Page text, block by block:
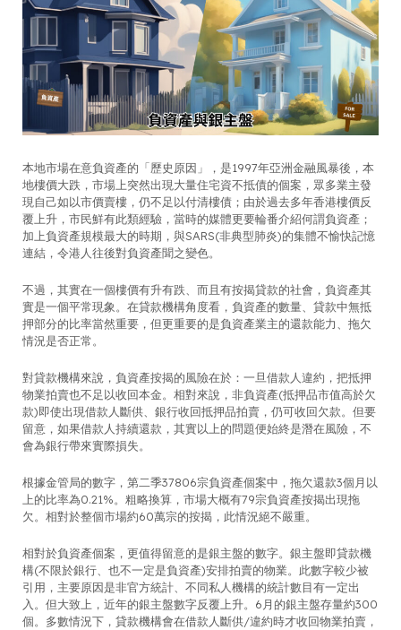
本地市場在意負資產的「歷史原因」，是1997年亞洲金融風暴後，本
地樓價大跌，市場上突然出現大量住宅資不抵債的個案，眾多業主發
現自己如以市價賣樓，仍不足以付清樓債；由於過去多年香港樓價反
覆上升，市民鮮有此類經驗，當時的媒體更要輪番介紹何謂負資產；
加上負資產規模最大的時期，與SARS(非典型肺炎)的集體不愉快記憶
連結，令港人往後對負資產聞之變色。
不過，其實在一個樓價有升有跌、而且有按揭貸款的社會，負資產其
實是一個平常現象。在貸款機構角度看，負資產的數量、貸款中無抵
押部分的比率當然重要，但更重要的是負資產業主的還款能力、拖欠
情況是否正常。
對貸款機構來說，負資產按揭的風險在於：一旦借款人違約，把抵押
物業拍賣也不足以收回本金。相對來說，非負資產(抵押品市值高於欠
款)即使出現借款人斷供、銀行收回抵押品拍賣，仍可收回欠款。但要
留意，如果借款人持續還款，其實以上的問題便始終是潛在風險，不
會為銀行帶來實際損失。
根據金管局的數字，第二季37806宗負資產個案中，拖欠還款3個月以
上的比率為0.21%。粗略換算，市場大概有79宗負資產按揭出現拖
欠。相對於整個市場約60萬宗的按揭，此情況絕不嚴重。
相對於負資產個案，更值得留意的是銀主盤的數字。銀主盤即貸款機
構(不限於銀行、也不一定是負資產)安排拍賣的物業。此數字較少被
引用，主要原因是非官方統計、不同私人機構的統計數目有一定出
入。但大致上，近年的銀主盤數字反覆上升。6月的銀主盤存量約300
個。多數情況下，貸款機構會在借款人斷供/違約時才收回物業拍賣，